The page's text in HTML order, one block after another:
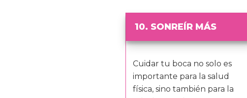
10. SONREÍR MÁS
Cuidar tu boca no solo es
importante para la salud
física, sino también para la